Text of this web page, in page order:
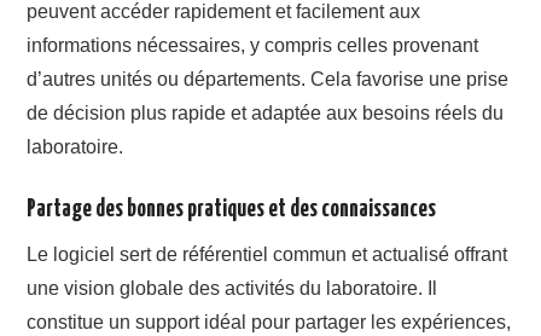
peuvent accéder rapidement et facilement aux
informations nécessaires, y compris celles provenant
d’autres unités ou départements. Cela favorise une prise
de décision plus rapide et adaptée aux besoins réels du
laboratoire.
Partage des bonnes pratiques et des connaissances
Le logiciel sert de référentiel commun et actualisé offrant
une vision globale des activités du laboratoire. Il
constitue un support idéal pour partager les expériences,